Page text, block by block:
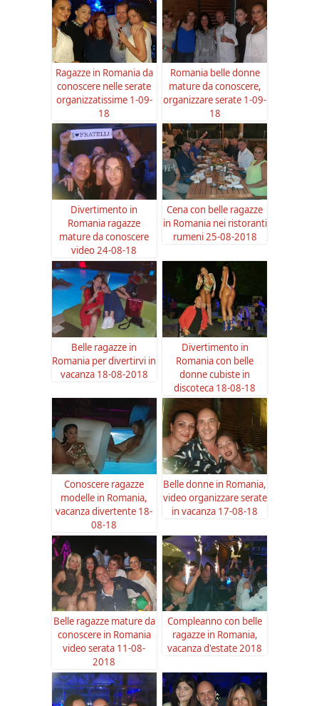
Ragazze in Romania da
conoscere nelle serate
organizzatissime 1-09-
18
Romania belle donne
mature da conoscere,
organizzare serate 1-09-
18
Divertimento in
Romania ragazze
mature da conoscere
video 24-08-18
Cena con belle ragazze
in Romania nei ristoranti
rumeni 25-08-2018
Belle ragazze in
Romania per divertirvi in
vacanza 18-08-2018
Divertimento in
Romania con belle
donne cubiste in
discoteca 18-08-18
Conoscere ragazze
modelle in Romania,
vacanza divertente 18-
08-18
Belle donne in Romania,
video organizzare serate
in vacanza 17-08-18
Belle ragazze mature da
conoscere in Romania
video serata 11-08-
2018
Compleanno con belle
ragazze in Romania,
vacanza d'estate 2018